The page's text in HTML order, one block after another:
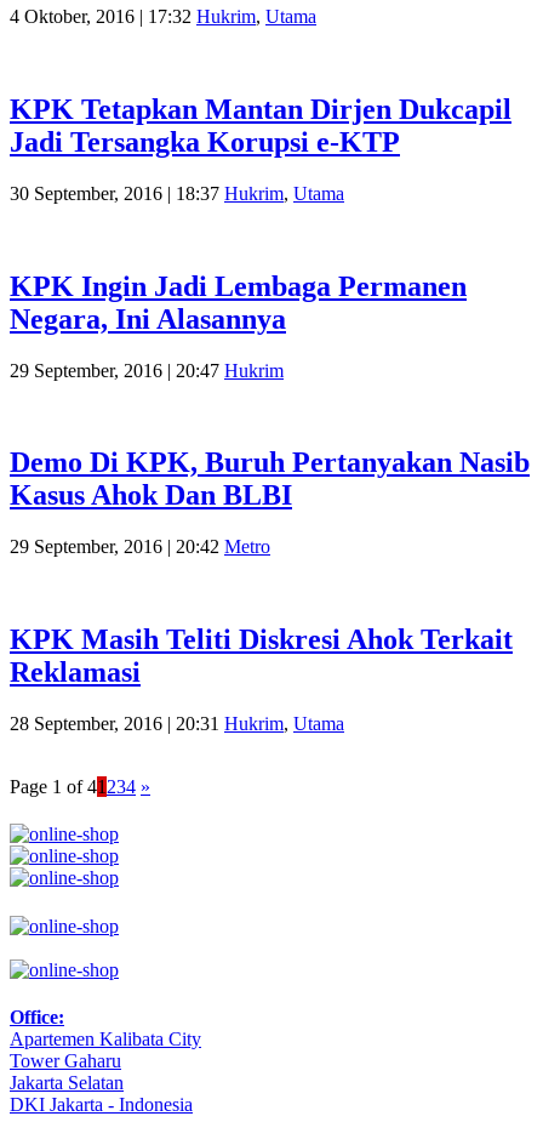
4 Oktober, 2016 | 17:32 Hukrim, Utama
KPK Tetapkan Mantan Dirjen Dukcapil
Jadi Tersangka Korupsi e-KTP
30 September, 2016 | 18:37 Hukrim, Utama
KPK Ingin Jadi Lembaga Permanen
Negara, Ini Alasannya
29 September, 2016 | 20:47 Hukrim
Demo Di KPK, Buruh Pertanyakan Nasib
Kasus Ahok Dan BLBI
29 September, 2016 | 20:42 Metro
KPK Masih Teliti Diskresi Ahok Terkait
Reklamasi
28 September, 2016 | 20:31 Hukrim, Utama
Page 1 of 41 234 »
Office:
Apartemen Kalibata City
Tower Gaharu
Jakarta Selatan
DKI Jakarta - Indonesia